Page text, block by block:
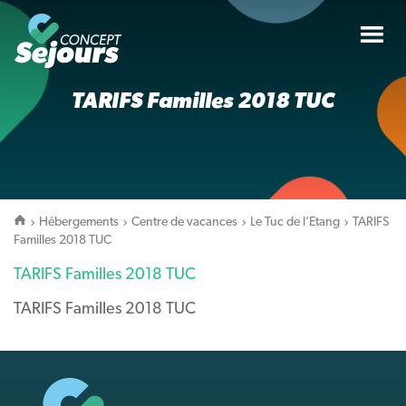
TARIFS Familles 2018 TUC
Hébergements Centre de vacances Le Tuc de l’Etang
TARIFS
Familles 2018 TUC
TARIFS Familles 2018 TUC
TARIFS Familles 2018 TUC